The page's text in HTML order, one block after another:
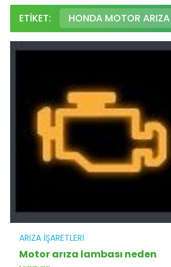
ETIKET: HONDA MOTOR
ARIZA İŞARETLERI
Motor arıza lambası neden